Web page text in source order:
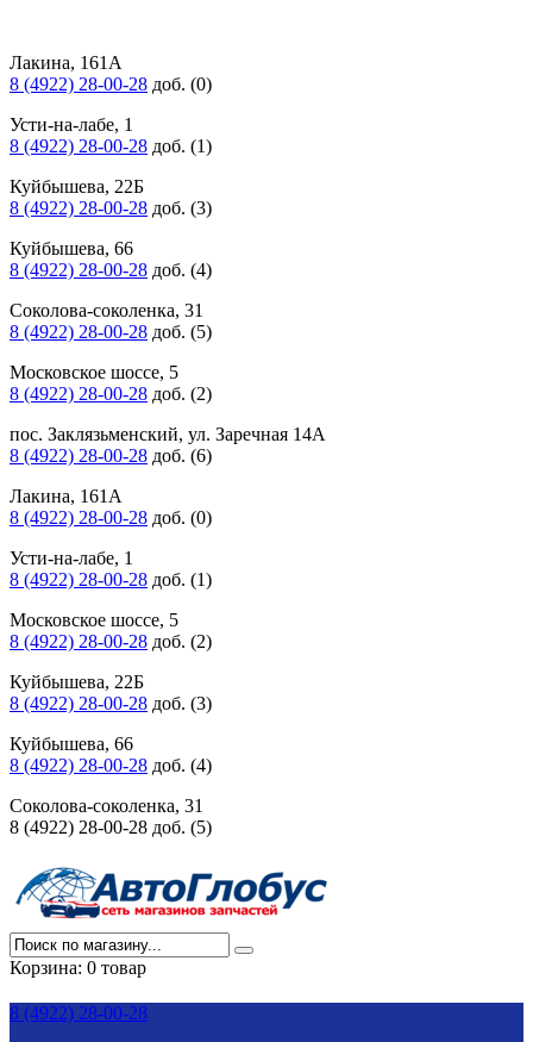
Лакина, 161А
8 (4922) 28-00-28 доб. (0)
Усти-на-лабе, 1
8 (4922) 28-00-28 доб. (1)
Куйбышева, 22Б
8 (4922) 28-00-28 доб. (3)
Куйбышева, 66
8 (4922) 28-00-28 доб. (4)
Соколова-соколенка, 31
8 (4922) 28-00-28 доб. (5)
Московское шоссе, 5
8 (4922) 28-00-28 доб. (2)
пос. Заклязьменский, ул. Заречная 14А
8 (4922) 28-00-28 доб. (6)
Лакина, 161А
8 (4922) 28-00-28 доб. (0)
Усти-на-лабе, 1
8 (4922) 28-00-28 доб. (1)
Московское шоссе, 5
8 (4922) 28-00-28 доб. (2)
Куйбышева, 22Б
8 (4922) 28-00-28 доб. (3)
Куйбышева, 66
8 (4922) 28-00-28 доб. (4)
Соколова-соколенка, 31
8 (4922) 28-00-28 доб. (5)
Корзина: 0 товар
8 (4922) 28-00-28